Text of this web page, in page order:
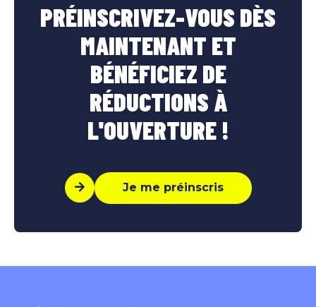
PRÉINSCRIVEZ-VOUS DÈS
MAINTENANT ET
BÉNÉFICIEZ DE
RÉDUCTIONS À
L'OUVERTURE !
Je me préinscris